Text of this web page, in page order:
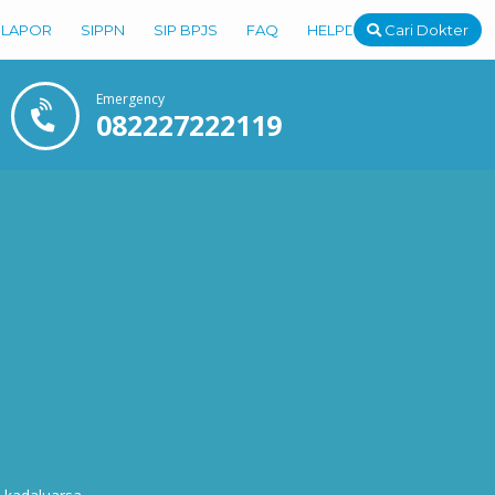
SIPPN SIP BPJS FAQ HELPDESK Cari Dokter
Emergency
082227222119